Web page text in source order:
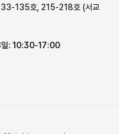
135호, 215-218호 (서교
일: 10:30-17:00